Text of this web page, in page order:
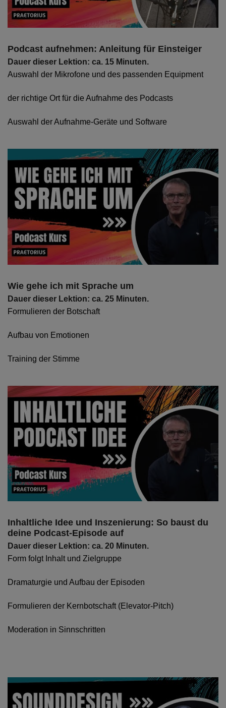
Podcast aufnehmen: Anleitung für Einsteiger
Dauer dieser Lektion: ca. 15 Minuten.
Auswahl der Mikrofone und des passenden Equipment
der richtige Ort für die Aufnahme des Podcasts
Auswahl der Aufnahme-Geräte und Software
Wie gehe ich mit Sprache um
Dauer dieser Lektion: ca. 25 Minuten.
Formulieren der Botschaft
Aufbau von Emotionen
Training der Stimme
Inhaltliche Idee und Inszenierung: So baust du
deine Podcast-Episode auf
Dauer dieser Lektion: ca. 20 Minuten.
Form folgt Inhalt und Zielgruppe
Dramaturgie und Aufbau der Episoden
Formulieren der Kernbotschaft (Elevator-Pitch)
Moderation in Sinnschritten